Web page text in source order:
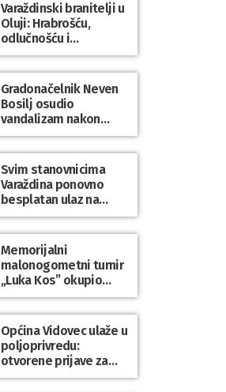
Varaždinski branitelji u
Oluji: Hrabrošću,
odlučnošću i
zajedništvom do
slobodne Hrvatske!
Gradonačelnik Neven
Bosilj osudio
vandalizam nakon
utakmice NK Varaždin
– HNK Hajduk Split
Svim stanovnicima
Varaždina ponovno
besplatan ulaz na
Gradske bazene i
Gradsko kupalište na
Dravi
Memorijalni
malonogometni turnir
„Luka Kos” okupio
brojne ekipe i
posjetitelje u Sudovcu
Općina Vidovec ulaže u
poljoprivredu:
otvorene prijave za
općinske potpore